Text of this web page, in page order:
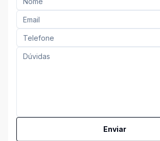
Enviar